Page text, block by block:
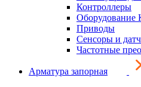
Контроллеры
Приводы
Сенсоры и
Частотные
Арматура запорная